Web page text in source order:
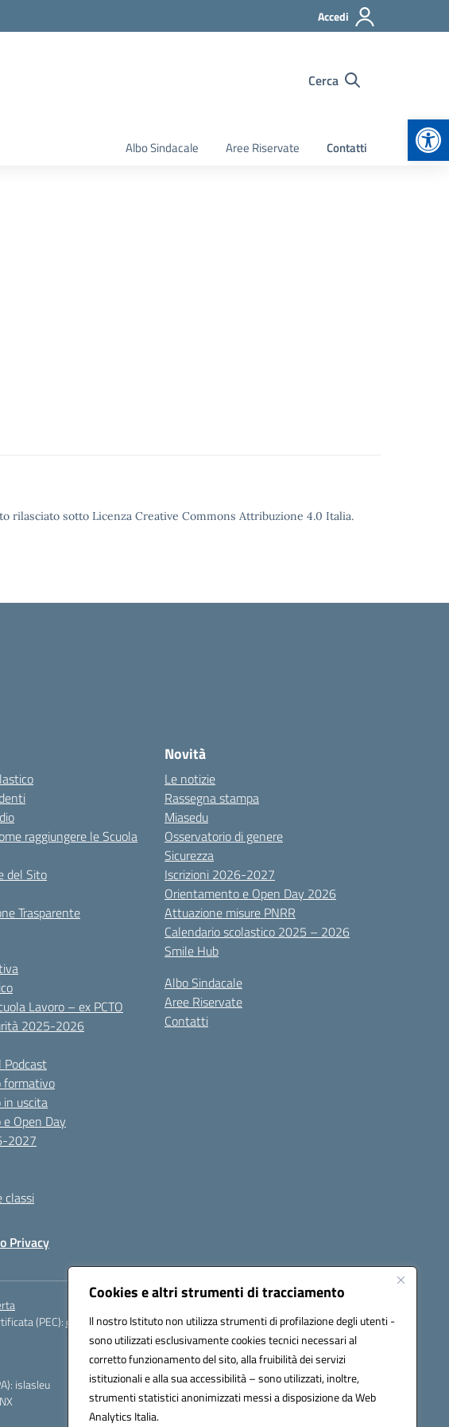
Cookies e altri strumenti di tracciamento
Il nostro Istituto non utilizza strumenti di profilazione degli utenti -
sono utilizzati esclusivamente cookies tecnici necessari al
corretto funzionamento del sito, alla fruibilità dei servizi
istituzionali e alla sua accessibilità – sono utilizzati, inoltre,
strumenti statistici anonimizzati messi a disposizione da Web
Analytics Italia.
Accedi
Cerca
Albo Sindacale Aree Riservate Contatti
rilasciato sotto Licenza Creative Commons Attribuzione 4.0 Italia.
raggiungere le Scuola
del Sito
Trasparente
Lavoro – ex PCTO
2025-2026
Podcast
formativo
uscita
Open Day
2027
classi
Novità
Le notizie
Rassegna stampa
Miasedu
Osservatorio di genere
Sicurezza
Iscrizioni 2026-2027
Orientamento e Open Day 2026
Attuazione misure PNRR
Calendario scolastico 2025 – 2026
Smile Hub
Albo Sindacale
Aree Riservate
Contatti
Privacy
(PEC):ceis042009@pec.istruzione.it
islasleu